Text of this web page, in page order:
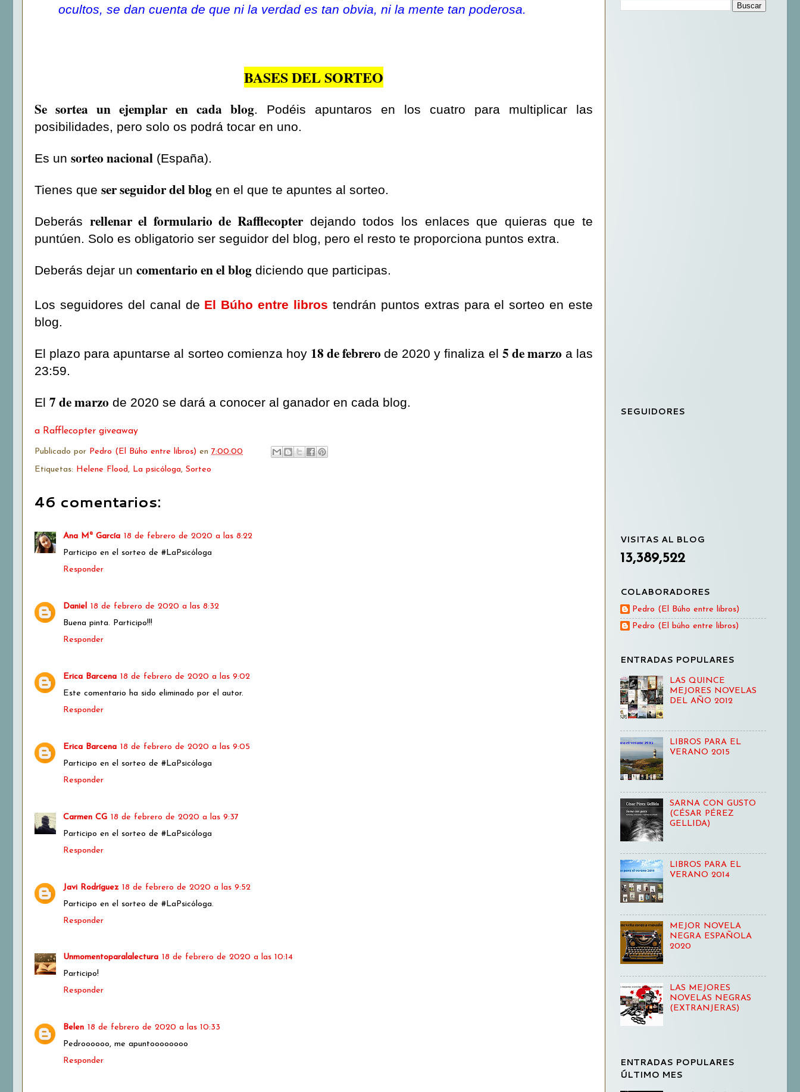
ocultos, se dan cuenta de que ni la verdad es tan obvia, ni la mente tan poderosa.
BASES DEL SORTEO
Se sortea un ejemplar en cada blog. Podéis apuntaros en los cuatro para multiplicar las
posibilidades, pero solo os podrá tocar en uno.
Es un sorteo nacional (España).
Tienes que ser seguidor del blog en el que te apuntes al sorteo.
Deberás rellenar el formulario de Rafflecopterdejando todos los enlaces que quieras que te
puntúen. Solo es obligatorio ser seguidor del blog, pero el resto te proporciona puntos extra.
Deberás dejar un comentario en el blog diciendo que participas.
Los seguidores del canal de El Búho entre libros tendrán puntos extras para el sorteo en este
blog.
El plazo para apuntarse al sorteo comienza hoy 18 de febrerode 2020 y finaliza el 5 de marzo a las
23:59.
El 7 de marzo de 2020 se dará a conocer al ganador en cada blog.
a Rafflecopter giveaway
Publicado por Pedro (El Búho entre libros) en 7:00:00
Etiquetas: Helene Flood, La psicóloga, Sorteo
46 comentarios:
Ana Mª García 18 de febrero de 2020 a las 8:22
Participo en el sorteo de #LaPsicóloga
Responder
Daniel 18 de febrero de 2020 a las 8:32
Buena pinta. Participo!!!
Responder
Erica Barcena 18 de febrero de 2020 a las 9:02
Este comentario ha sido eliminado por el autor.
Responder
Erica Barcena 18 de febrero de 2020 a las 9:05
Participo en el sorteo de #LaPsicóloga
Responder
Carmen CG 18 de febrero de 2020 a las 9:37
Participo en el sorteo de #LaPsicóloga
Responder
Javi Rodríguez 18 de febrero de 2020 a las 9:52
Participo en el sorteo de #LaPsicóloga.
Responder
Unmomentoparalalectura 18 de febrero de 2020 a las 10:14
Participo!
Responder
Belen 18 de febrero de 2020 a las 10:33
Pedroooooo, me apuntoooooooo
Responder
SEGUIDORES
VISITAS AL BLOG
13,389,522
COLABORADORES
Pedro (El Búho entre libros)
Pedro (El búho entre libros)
ENTRADAS POPULARES
LAS QUINCE
MEJORES NOVELAS
DEL AÑO 2012
LIBROS PARA EL
VERANO 2015
SARNA CON GUSTO
(CÉSAR PÉREZ
GELLIDA)
LIBROS PARA EL
VERANO 2014
MEJOR NOVELA
NEGRA ESPAÑOLA
2020
LAS MEJORES
NOVELAS NEGRAS
(EXTRANJERAS)
ENTRADAS POPULARES
ÚLTIMO MES